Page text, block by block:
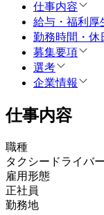
仕事内容
給与・福利厚
勤務時間・休
募集要項
選考
企業情報
仕事内容
職種
タクシードライバー
雇用形態
正社員
勤務地